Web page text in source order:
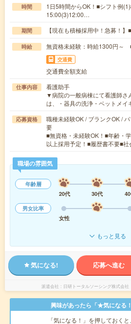
時間
1日5時間からOK！■シフト例
15:00(3)12:00…
期間 【現在も積極採用中！急募！】
時給 無資格未経験：時給1300円
交通費
交通費全額支給
仕事内容
看護助手
▼病院の一般病棟にて看護師さ
は、・器具の洗浄・ベットメ
応募資格
職種未経験OK / ブランクOK /
要
■無資格・未経験OK！■年齢・
以上採用予定！■履歴書不要■
職場の雰囲気
年齢層
20代
30代
男女比率
女性
もっと見る
気になる! 応募へ進む
派遣会社 日研トータルソーシング株式会
興味があったら「★気になる
「気になる！」を押しておく